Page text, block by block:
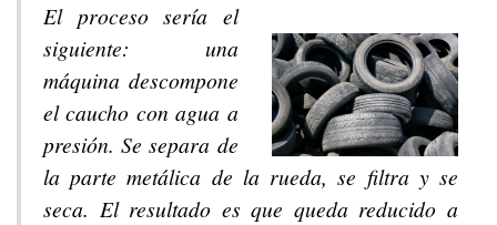
El proceso sería el
siguiente: una
máquina descompone
el caucho con agua a
presión. Se separa de
la parte metálica de la rueda, se filtra y se
seca. El resultado es que queda reducido a